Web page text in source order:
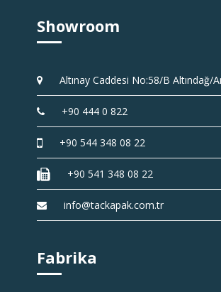
Showroom
Altınay Caddesi No:58/B Altındağ/
+90 444 0 822
+90 544 348 08 22
+90 541 348 08 22
info@tackapak.com.tr
Fabrika